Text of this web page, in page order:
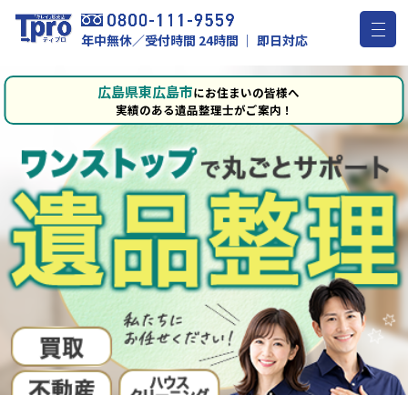
年中無休／受付時間 24時間 ｜ 即日対応
広島県東広島市にお住まいの皆様へ
実績のある遺品整理士がご案内！